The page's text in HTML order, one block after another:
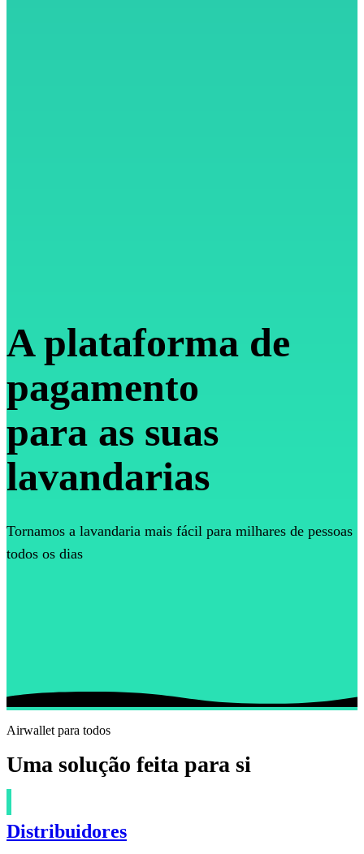
A plataforma de
pagamento
para as suas
lavandarias
Tornamos a lavandaria mais fácil para milhares de pessoas
todos os dias
Airwallet para todos
Uma solução feita para si
Distribuidores